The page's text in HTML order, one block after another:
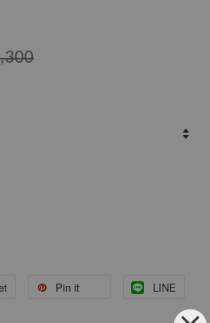
Pin it LINE